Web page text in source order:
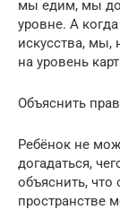
мы едим, мы
уровне. А
искусства, мы,
на уровень
Объяснить
Ребёнок не
догадаться,
объяснить, что
пространстве